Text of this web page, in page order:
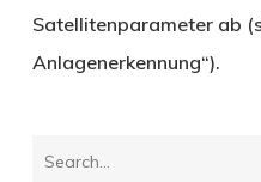
Satellitenparameter ab
Anlagenerkennung“).